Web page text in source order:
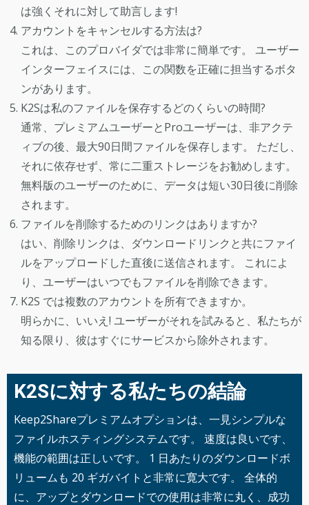
は強くそれに対して助言します!
アカウントをキャンセルする方法は?
これは、このプロバイダでは非常に簡単です。 ユーザー
インターフェイスには、この関数を正確に担当するボタ
ンがあります。
K2Sは私のファイルを保存するどのくらいの時間?
通常、プレミアムユーザーとProユーザーは、非アクテ
ィブの後、最大90日間ファイルを保存します。 ただし、
それに依存せず、常に二重ストレージをお勧めします。
無料版のユーザーのために、データは短い30日後に削除
されます。
ファイルを削除するためのリンクはありますか?
はい、削除リンクは、ダウンロードリンクと共にファイ
ルをアップロードした直後に送信されます。 これによ
り、ユーザーはいつでもファイルを削除できます。
K2S では複数のアカウントを所有できますか。
明らかに、いいえ! ユーザーがそれを試みると、私たちが
知る限り、彼はすぐにサービスから除外されます。
K2Sに対する私たちの結論
Keep2Shareプレミアムオプションは、一見シンプルな
ファイルホスティングシステムです。 速度は良いです、
機能の範囲は正しいです。 1 日あたりのダウンロードボ
リュームも 20 ギガバイトと非常に寛大です。 全体的
に、アップとダウンロードでの使用は非常に丸く、成功